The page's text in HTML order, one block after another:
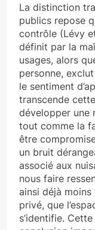
La distinction
publics repose
contrôle (Lévy
définit par la
usages, alors
personne,
le sentiment
transcende
développer une
tout comme la
être
un bruit
associé aux
nous faire
ainsi déjà
privé, que
s’identifie.